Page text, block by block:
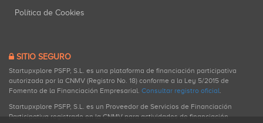
Política de Cookies
SITIO SEGURO
Startupxplore PSFP, S.L. es una plataforma de financiación participativa
autorizada por la CNMV (Registro No. 18) conforme a la Ley 5/2015 de
Fomento de la Financiación Empresarial. Consultar registro oficial.
Startupxplore PSFP, S.L. es un Proveedor de Servicios de Financiación
Participativa registrado en la CNMV para actividades de financiación